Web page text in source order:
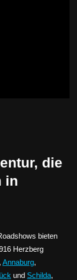
die
in
bieten
Herzberg
, Annaburg,
und Schilda,